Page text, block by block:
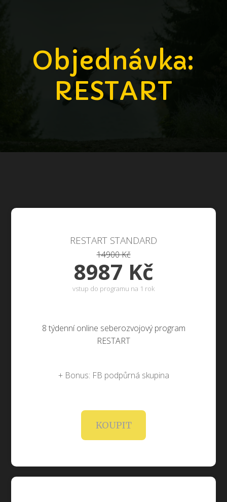
Objednávka:
RESTART
RESTART STANDARD
14900 Kč
8987 Kč
vstup do programu na 1 rok
8 týdenní online seberozvojový program
RESTART
+ Bonus: FB podpůrná skupina
KOUPIT